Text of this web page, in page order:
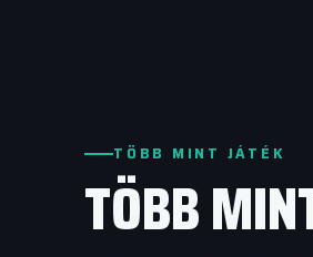
TÖBB MINT JÁTÉK
TÖBB